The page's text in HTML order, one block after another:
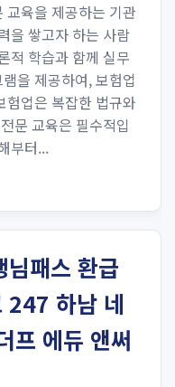
교육을 제공하는 기관
을 쌓고자 하는 사람
적 학습과 함께 실무
을 제공하여, 보험업
험업은 복잡한 법규와
문 교육은 필수적입
부터...
님패스 환급
247 하남 네
프 에듀 앤써